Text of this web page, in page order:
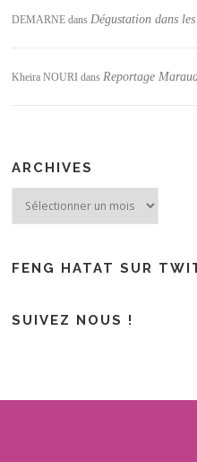
DEMARNE dansDégustation dans
Kheira NOURI dansReportage
ARCHIVES
FENG HATAT SUR
SUIVEZ NOUS !